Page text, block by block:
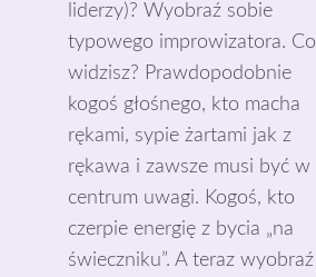
liderzy)? Wyobraź sobie
typowego improwizatora. Co
widzisz? Prawdopodobnie
kogoś głośnego, kto macha
rękami, sypie żartami jak z
rękawa i zawsze musi być w
centrum uwagi. Kogoś, kto
czerpie energię z bycia „na
świeczniku”. A teraz wyobraź